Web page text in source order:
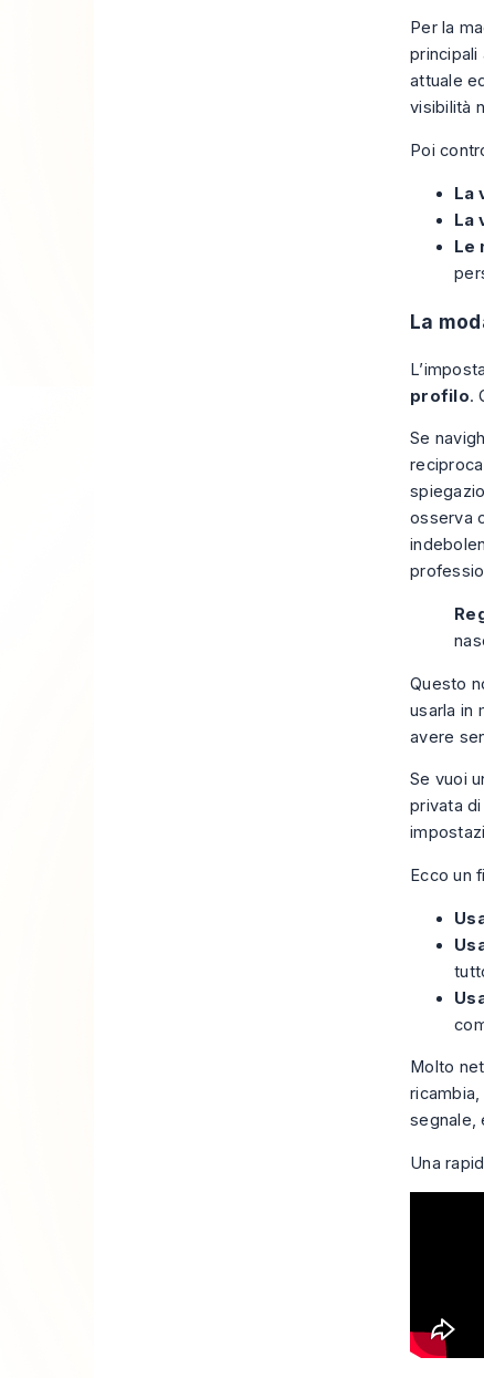
Per la
principali
attuale
visibilità
Poi
La
La
Le
La
profilo.
Se
osserva
Questo
usarla in
avere
Se vuoi
privata
Ecco un
Molto
segnale,
Una